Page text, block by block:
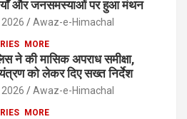
और जनसमस्याओं पर हुआ मंथन
Awaz-e-Himachal
MORE
ने की मासिक अपराध समीक्षा,
को लेकर दिए सख्त निर्देश
Awaz-e-Himachal
MORE